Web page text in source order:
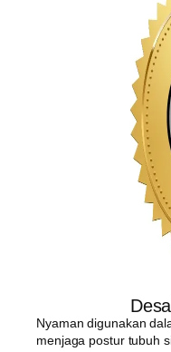
Nyaman digunakan
menjaga postur tubuh